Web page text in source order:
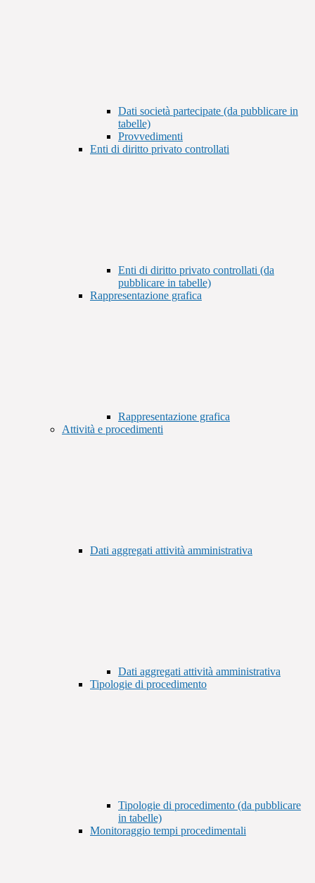
Dati società partecipate (da pubblicare in
tabelle)
Provvedimenti
Enti di diritto privato controllati
Enti di diritto privato controllati (da
pubblicare in tabelle)
Rappresentazione grafica
Rappresentazione grafica
Attività e procedimenti
Dati aggregati attività amministrativa
Dati aggregati attività amministrativa
Tipologie di procedimento
Tipologie di procedimento (da pubblicare
in tabelle)
Monitoraggio tempi procedimentali